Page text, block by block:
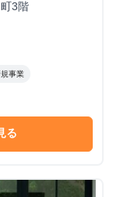
3階
事業
る